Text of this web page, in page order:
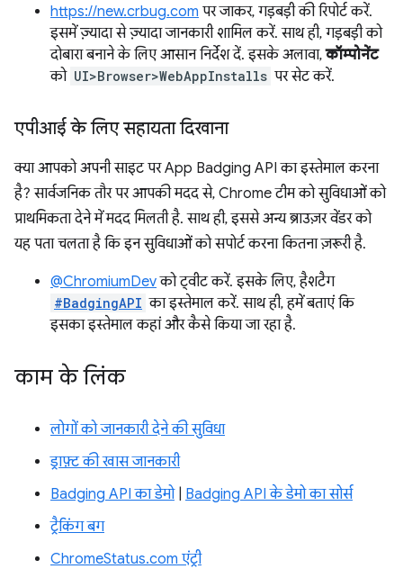
https://new.crbug.com पर जाकर, गड़बड़ी की रिपोर्ट करें.
इसमें ज़्यादा से ज़्यादा जानकारी शामिल करें. साथ ही, गड़बड़ी को
दोबारा बनाने के लिए आसान निर्देश दें. इसके अलावा,कॉम्पोनेंट
को UI>Browser>WebAppInstalls पर सेट करें.
एपीआई के लिए सहायता दिखाना
क्या आपको अपनी साइट पर App Badging API का इस्तेमाल करना
है? सार्वजनिक तौर पर आपकी मदद से, Chrome टीम को सुविधाओं को
प्राथमिकता देने में मदद मिलती है. साथ ही, इससे अन्य ब्राउज़र वेंडर को
यह पता चलता है कि इन सुविधाओं को सपोर्ट करना कितना ज़रूरी है.
@ChromiumDevको ट्वीट करें. इसके लिए, हैशटैग
#BadgingAPI का इस्तेमाल करें. साथ ही, हमें बताएं कि
इसका इस्तेमाल कहां और कैसे किया जा रहा है.
काम के लिंक
लोगों को जानकारी देने की सुविधा
ड्राफ़्ट की खास जानकारी
Badging API का डेमो| Badging API के डेमो का सोर्स
ट्रैकिंग बग
ChromeStatus.com एंट्री